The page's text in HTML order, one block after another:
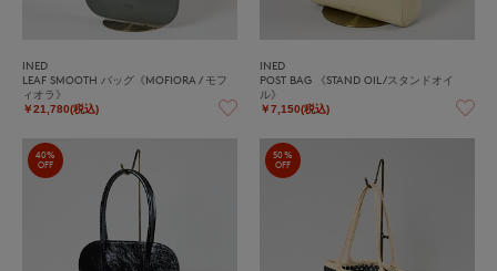
INED
LEAF SMOOTH バッグ《MOFIORA / モフ
ィオラ》
￥21,780(税込)
INED
POST BAG 《STAND OIL/スタンドオイ
ル》
￥7,150(税込)
40%
OFF
50%
OFF